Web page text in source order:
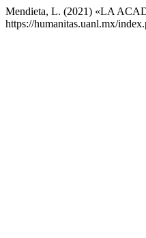
Mendieta, L. (2021) «LA
https://humanitas.uanl.mx/